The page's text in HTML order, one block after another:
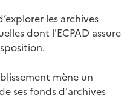
les archives
dont l'ECPAD assure
mène un
ses fonds d'archives